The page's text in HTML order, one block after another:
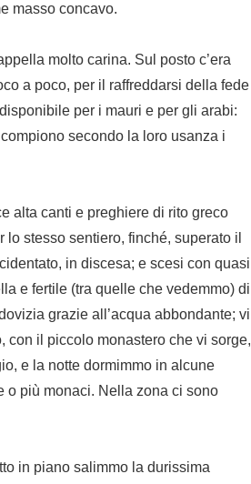
masso concavo.
molto carina. Sul posto c’era
a poco, per il raffreddarsi della fede
per i mauri e per gli arabi:
secondo la loro usanza i
alta canti e preghiere di rito greco
lo stesso sentiero, finché, superato il
in discesa; e scesi con quasi
e fertile (tra quelle che vedemmo) di
grazie all’acqua abbondante; vi
con il piccolo monastero che vi sorge,
e la notte dormimmo in alcune
o più monaci. Nella zona ci sono
in piano salimmo la durissima